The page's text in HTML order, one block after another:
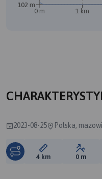
0 m 1 km
102 m
2023-08-25 Polska,
Długość trasy:
4 km Suma
0 m